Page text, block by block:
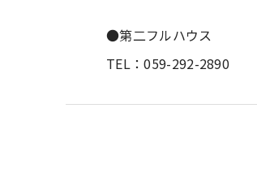
●第二フルハウス
TEL：059-292-2890